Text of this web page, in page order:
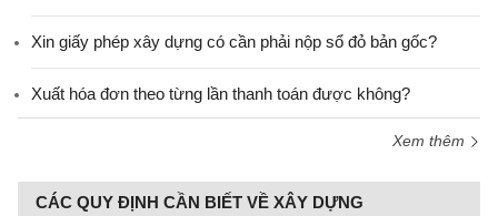
Xin giấy phép xây dựng có cần phải nộp sổ đỏ bản gốc?
Xuất hóa đơn theo từng lần thanh toán được không?
Xem thêm
CÁC QUY ĐỊNH CẦN BIẾT VỀ XÂY DỰNG